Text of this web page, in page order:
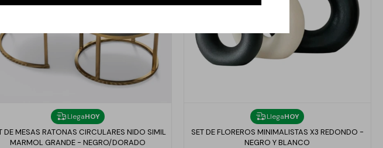
LlegaHOY
DE MESAS RATONAS CIRCULARES NIDO SIMIL
MARMOL GRANDE - NEGRO/DORADO
LlegaHOY
SET DE FLOREROS MINIMALISTAS X3 REDONDO -
NEGRO Y BLANCO